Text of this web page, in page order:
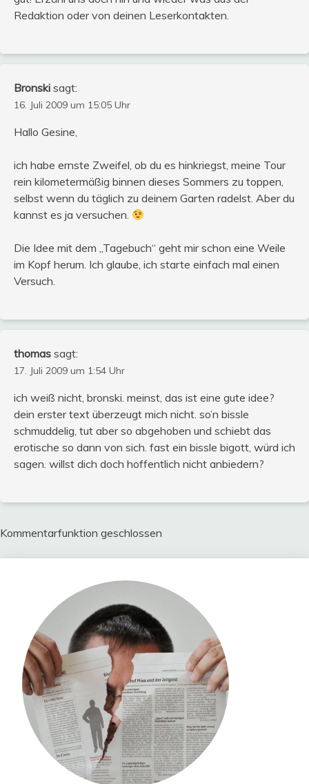
Redaktion oder von deinen Leserkontakten.
Bronski sagt:
16. Juli 2009 um 15:05 Uhr
Hallo Gesine,
ich habe ernste Zweifel, ob du es hinkriegst, meine Tour
rein kilometermäßig binnen dieses Sommers zu toppen,
selbst wenn du täglich zu deinem Garten radelst. Aber du
kannst es ja versuchen.
Die Idee mit dem „Tagebuch“ geht mir schon eine Weile
im Kopf herum. Ich glaube, ich starte einfach mal einen
Versuch.
thomas sagt:
17. Juli 2009 um 1:54 Uhr
ich weiß nicht, bronski. meinst, das ist eine gute idee?
dein erster text überzeugt mich nicht. so’n bissle
schmuddelig, tut aber so abgehoben und schiebt das
erotische so dann von sich. fast ein bissle bigott, würd ich
sagen. willst dich doch hoffentlich nicht anbiedern?
Kommentarfunktion geschlossen